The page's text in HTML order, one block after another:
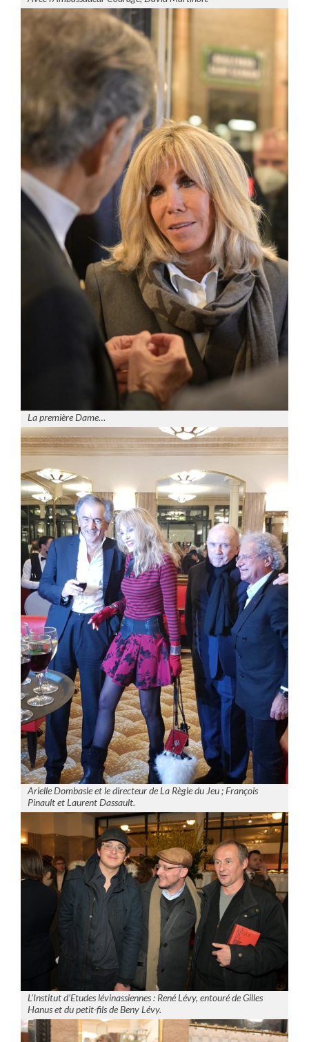
La première Dame…
Arielle Dombasle et le directeur de La Règle du Jeu ; François
Pinault et Laurent Dassault.
L’Institut d’Etudes lévinassiennes : René Lévy, entouré de Gilles
Hanus et du petit-fils de Beny Lévy.